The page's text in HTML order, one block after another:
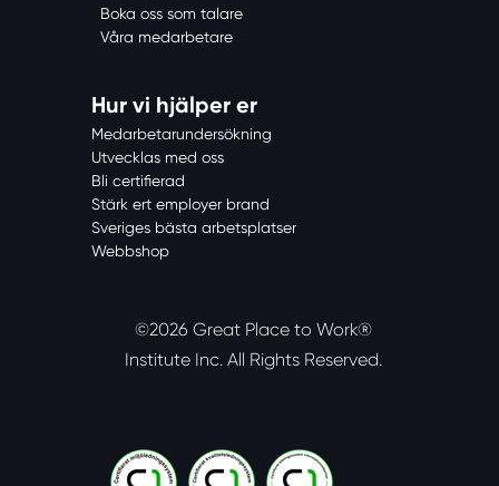
Boka oss som talare
Våra medarbetare
Hur vi hjälper er
Medarbetarundersökning
Utvecklas med oss
Bli certifierad
Stärk ert employer brand
Sveriges bästa arbetsplatser
Webbshop
©2026 Great Place to Work®
Institute Inc. All Rights Reserved.